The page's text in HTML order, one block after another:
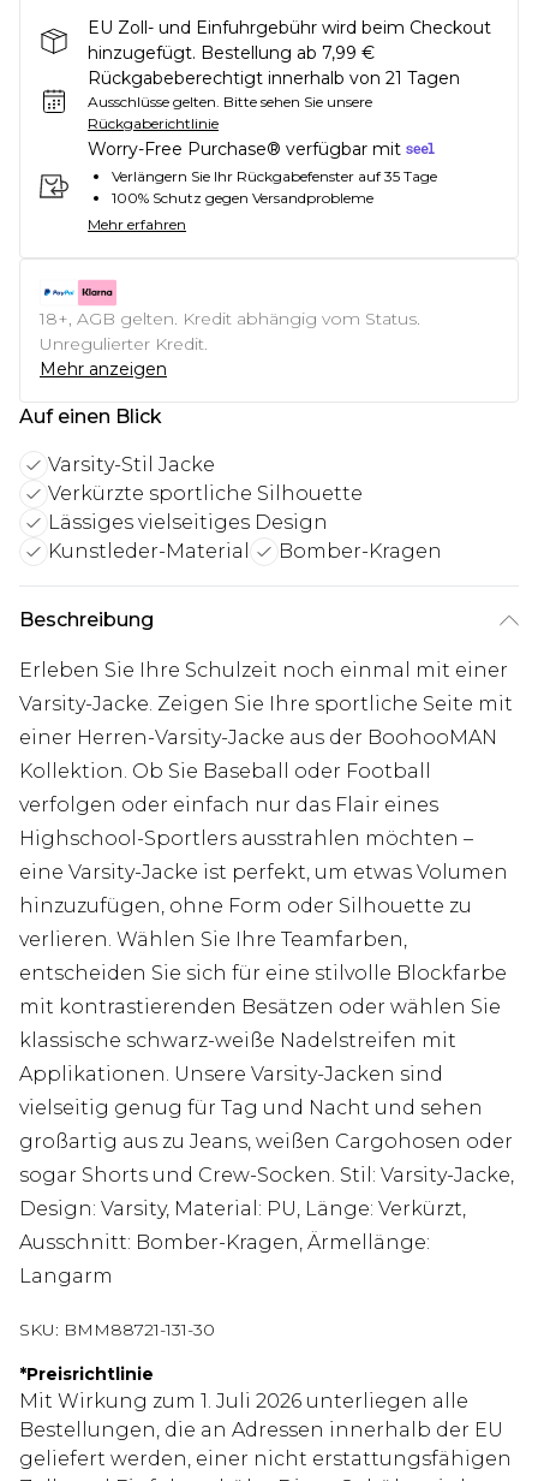
EU Zoll- und Einfuhrgebühr wird beim Checkout
hinzugefügt. Bestellung ab 7,99 €
Rückgabeberechtigt innerhalb von 21 Tagen
Ausschlüsse gelten. Bitte sehen Sie unsere
Rückgaberichtlinie
Worry-Free Purchase® verfügbar mit
Verlängern Sie Ihr Rückgabefenster auf 35 Tage
100% Schutz gegen Versandprobleme
Mehr erfahren
18+, AGB gelten. Kredit abhängig vom Status.
Unregulierter Kredit.
Mehr anzeigen
Auf einen Blick
Varsity-Stil Jacke
Verkürzte sportliche Silhouette
Lässiges vielseitiges Design
Kunstleder-Material
Bomber-Kragen
Beschreibung
Erleben Sie Ihre Schulzeit noch einmal mit einer
Varsity-Jacke. Zeigen Sie Ihre sportliche Seite mit
einer Herren-Varsity-Jacke aus der BoohooMAN
Kollektion. Ob Sie Baseball oder Football
verfolgen oder einfach nur das Flair eines
Highschool-Sportlers ausstrahlen möchten –
eine Varsity-Jacke ist perfekt, um etwas Volumen
hinzuzufügen, ohne Form oder Silhouette zu
verlieren. Wählen Sie Ihre Teamfarben,
entscheiden Sie sich für eine stilvolle Blockfarbe
mit kontrastierenden Besätzen oder wählen Sie
klassische schwarz-weiße Nadelstreifen mit
Applikationen. Unsere Varsity-Jacken sind
vielseitig genug für Tag und Nacht und sehen
großartig aus zu Jeans, weißen Cargohosen oder
sogar Shorts und Crew-Socken. Stil: Varsity-Jacke,
Design: Varsity, Material: PU, Länge: Verkürzt,
Ausschnitt: Bomber-Kragen, Ärmellänge:
Langarm
SKU: BMM88721-131-30
*Preisrichtlinie
Mit Wirkung zum 1. Juli 2026 unterliegen alle
Bestellungen, die an Adressen innerhalb der EU
geliefert werden, einer nicht erstattungsfähigen